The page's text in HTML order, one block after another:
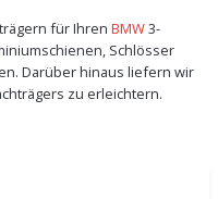
für Ihren BMW3-
Schlösser
Darüber hinaus liefern wir
zu erleichtern.